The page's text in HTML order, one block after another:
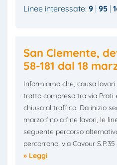
Linee interessate: 9 95
San Clemente,
58-181 dal 18
Informiamo che, causa lavori
tratto compreso tra via Prati
chiusa al traffico. Da inizio
marzo fino a fine lavori, le
seguente percorso
percorrono, via Cavour
» Leggi